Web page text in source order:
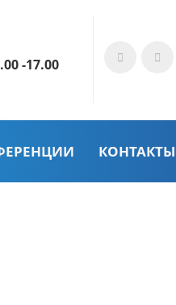
-17.00
КОНТАКТЫ